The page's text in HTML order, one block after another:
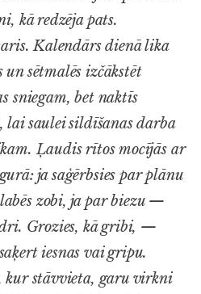
kā redzēja pats.
Kalendārs dienā lika
un sētmalēs izčākstēt
sniegam, bet naktīs
lai saulei sildīšanas darba
Ļaudis rītos mocījās ar
ja saģērbsies par plānu
zobi, ja par biezu —
Grozies, kā gribi, —
iesnas vai gripu.
stāvvieta, garu virkni